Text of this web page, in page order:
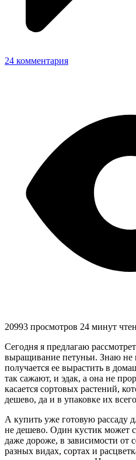
24 комментария
20993 просмотров 24 минут
Сегодня я предлагаю
выращивание петуньи. Знаю
получается ее вырастить в
так сажают, и эдак, а она не
касается сортовых растений,
дешево, да и в упаковке их
А купить уже готовую рассаду
не дешево. Один кустик может
даже дороже, в зависимости от
разных видах, сортах и